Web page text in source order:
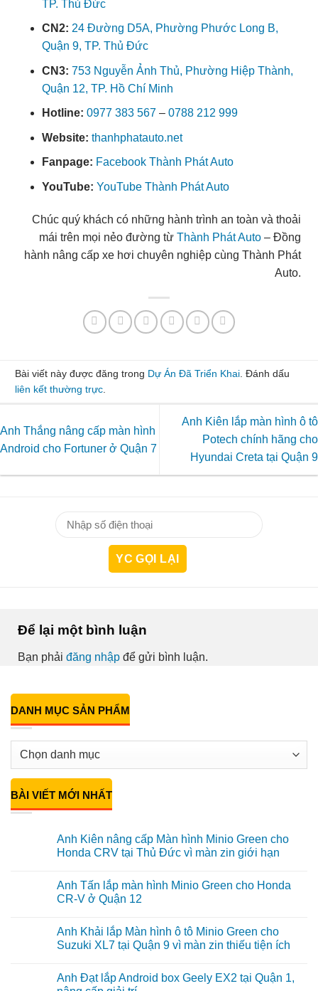
TP. Thủ Đức
CN2: 24 Đường D5A, Phường Phước Long B,
Quận 9, TP. Thủ Đức
CN3: 753 Nguyễn Ảnh Thủ, Phường Hiệp Thành,
Quận 12, TP. Hồ Chí Minh
Hotline: 0977 383 567 – 0788 212 999
Website: thanhphatauto.net
Fanpage: Facebook Thành Phát Auto
YouTube: YouTube Thành Phát Auto
Chúc quý khách có những hành trình an toàn và thoải
mái trên mọi nẻo đường từ Thành Phát Auto – Đồng
hành nâng cấp xe hơi chuyên nghiệp cùng Thành Phát
Auto.
Bài viết này được đăng trong Dự Án Đã Triển Khai . Đánh dấu
liên kết thường trực
Anh Thắng nâng cấp màn hình
Android cho Fortuner ở Quận 7
Anh Kiên lắp màn hình ô tô
Potech chính hãng cho
Hyundai Creta tại Quận 9
Để lại một bình luận
Bạn phải đăng nhập để gửi bình luận.
DANH MỤC SẢN PHẨM
BÀI VIẾT MỚI NHẤT
Anh Kiên nâng cấp Màn hình Minio Green cho
Honda CRV tại Thủ Đức vì màn zin giới hạn
bình
luận
ở
nâng
cấp
Màn
Green
cho
Anh Tấn lắp màn hình Minio Green cho Honda
CR-V ở Quận 12
bình
luận
ở
lắp
màn
Anh Khải lắp Màn hình ô tô Minio Green cho
Suzuki XL7 tại Quận 9 vì màn zin thiếu tiện ích
bình
luận
Anh Đạt lắp Android box Geely EX2 tại Quận 1,